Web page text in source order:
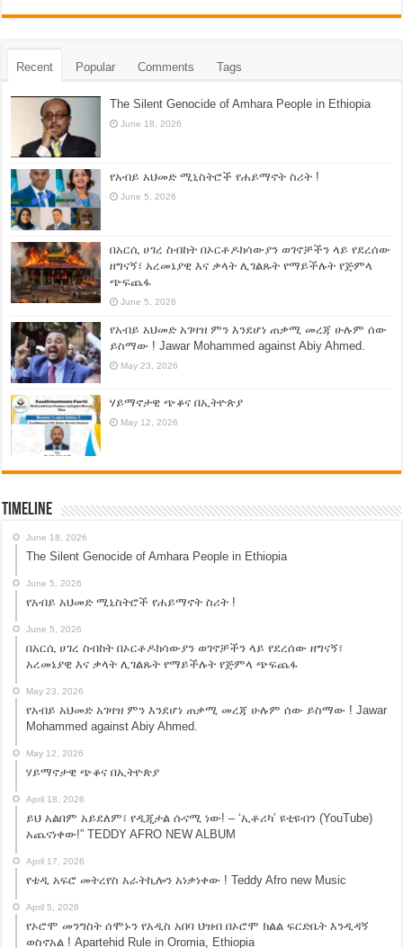
Recent Popular Comments Tags
The Silent Genocide of Amhara People in Ethiopia
June 18, 2026
የአብይ አህመድ ሚኒስትሮች የሐይማኖት ስሪት !
June 5, 2026
በአርሲ ሀገረ ስብከት በኦርቶዶክሳውያን ወገኖቻችን ላይ የደረሰው
ዘግናኝ፣ አረመኔያዊ እና ቃላት ሊገልጹት የማይችሉት የጅምላ
ጭፍጨፋ
June 5, 2026
የአብይ አህመድ አገዛዝ ምን እንደሆነ ጠቃሚ መረጃ ሁሉም ሰው
ይስማው ! Jawar Mohammed against Abiy Ahmed.
May 23, 2026
ሃይማኖታዊ ጭቆና በኢትዮጵያ
May 12, 2026
Timeline
June 18, 2026
The Silent Genocide of Amhara People in Ethiopia
June 5, 2026
የአብይ አህመድ ሚኒስትሮች የሐይማኖት ስሪት !
June 5, 2026
በአርሲ ሀገረ ስብከት በኦርቶዶክሳውያን ወገኖቻችን ላይ የደረሰው ዘግናኝ፣
አረመኔያዊ እና ቃላት ሊገልጹት የማይችሉት የጅምላ ጭፍጨፋ
May 23, 2026
የአብይ አህመድ አገዛዝ ምን እንደሆነ ጠቃሚ መረጃ ሁሉም ሰው ይስማው ! Jawar
Mohammed against Abiy Ahmed.
May 12, 2026
ሃይማኖታዊ ጭቆና በኢትዮጵያ
April 18, 2026
ይህ አልበም አይደለም፣ የዲጂታል ሱናሚ ነው! – ‘ኢቶሪካ’ ዩቲዩብን (YouTube)
አጨናነቀው!” TEDDY AFRO NEW ALBUM
April 17, 2026
የቴዲ አፍሮ መትረየስ አራትኪሎን አነቃነቀው ! Teddy Afro new Music
April 5, 2026
የኦሮሞ መንግስት ሰሞኑን የአዲስ አበባ ህዝብ በኦሮሞ ክልል ፍርድቤት እንዲዳኝ
ወስኖአል ! Apartehid Rule in Oromia, Ethiopia